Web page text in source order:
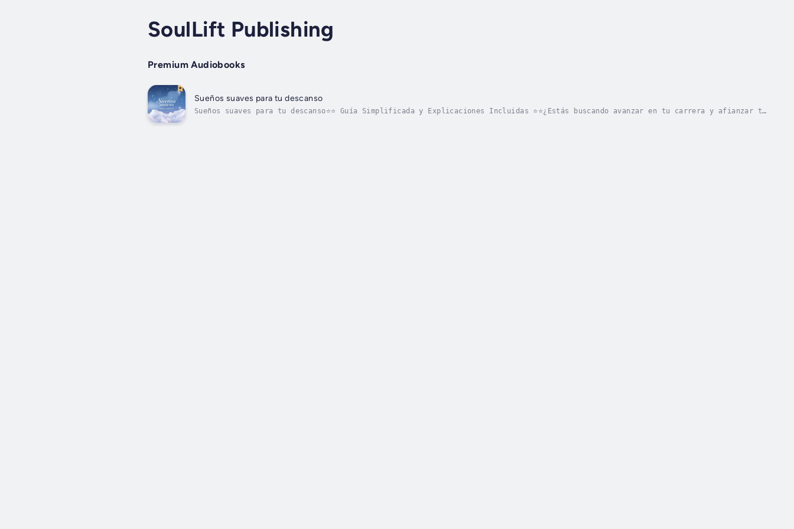
SoulLift Publishing
Premium Audiobooks
Sueños suaves para tu descanso
Sueños suaves para tu descanso⭐⭐ Guía Simplificada y Explicaciones Incluidas ⭐⭐¿Estás buscando avanzar en tu carrera y afianzar tu